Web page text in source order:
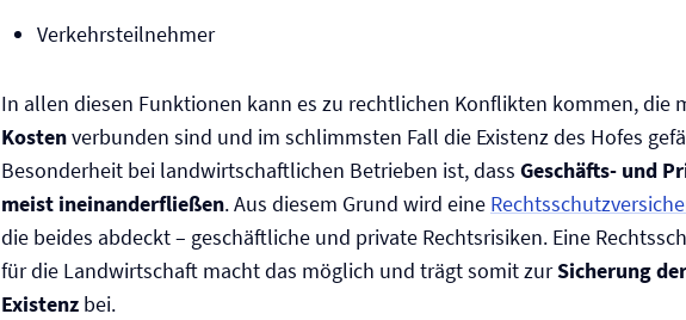
Verkehrsteilnehmer
In allen diesen Funktionen kann es zu rechtlichen Konflikten kommen, die
Kostenverbunden sind und im schlimmsten Fall die Existenz des Hofes
Besonderheit bei landwirtschaftlichen Betrieben ist, dass Geschäfts- und
meist ineinanderfließen. Aus diesem Grund wird eine
die beides abdeckt – geschäftliche und private Rechtsrisiken. Eine
für die Landwirtschaft macht das möglich und trägt somit zurSicherung
Existenz bei.